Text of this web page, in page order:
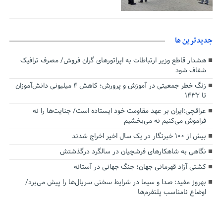
جديدترين ها
هشدار قاطع وزیر ارتباطات به اپراتورهای گران فروش/ مصرف ترافیک
شفاف شود
زنگ خطر جمعیتی در آموزش و پرورش؛ کاهش ۴ میلیونی دانش‌آموزان
تا ۱۴۳۲
عراقچی:ایران بر عهد مقاومت خود ایستاده است/ جنایت‌ها را نه
فراموش می‌کنیم نه می‌بخشیم
بیش از ۱۰۰ خبرنگار در یک سال اخیر اخراج شدند
نگاهی به شاهکارهای فرشچیان در سالگرد درگذشتش
کشتی آزاد قهرمانی جهان؛ جنگ جهانی در آستانه
بهروز مفید: صدا و سیما در شرایط سختی سریال‌ها را پیش می‌برد/
اوضاع نامناسب پلتفرم‌ها